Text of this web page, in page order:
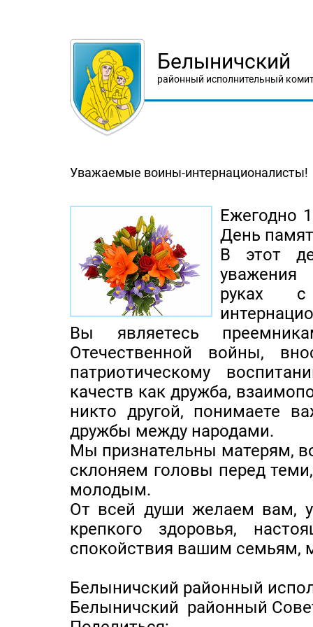
Белыничский
районный исполнительный
Уважаемые воины-интернационалисты!
Ежегодно
День
В этот
уважения
руках
Вы являетесь
Отечественной войны,
патриотическому
качеств как дружба,
никто другой, понимаете
дружбы между народами.
Мы признательны матерям,
склоняем головы перед
молодым.
От всей души желаем вам,
крепкого здоровья,
спокойствия вашим семьям,
Белыничский районный
Белыничский районный